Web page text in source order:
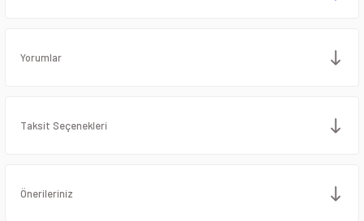
Yorumlar
Taksit Seçenekleri
Önerileriniz